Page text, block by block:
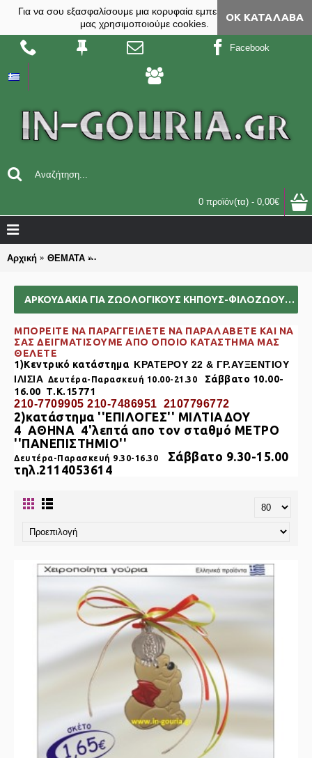
Για να σου εξασφαλίσουμε μια κορυφαία εμπειρία, στο site
μας χρησιμοποιούμε cookies.
ΟΚ ΚΑΤΆΛΑΒΑ
Facebook
0 προϊόν(τα) - 0,00€
Αρχική ΘΕΜΑΤΑ ΑΡΚΟΥΔΑΚΙΑ για ΖΩΟΛΟΓΙΚΟΥΣ ΚΗΠΟΥΣ-
ΑΡΚΟΥΔΑΚΙΑ ΓΙΑ ΖΩΟΛΟΓΙΚΟΥΣ ΚΗΠΟΥΣ-ΦΙΛΟΖΩΟΥΣ ΓΟΎΡΙΑ-ΔΏΡΑ ΕΠΑΓΓΕΛΜΑΤΙΚΆ ΟΜΑΔΙΚΆ ΕΠΙΧΕΙΡΗΜΑΤΙΚΆ ΓΙΑ BAZZAR ΣΧΟΛΕΊΑ ΣΥΛΛΌΓΟΥΣ 2025
ΜΠΟΡΕΙΤΕ ΝΑ ΠΑΡΑΓΓΕΙΛΕΤΕ ΝΑ ΠΑΡΑΛΑΒΕΤΕ KAI NA
ΣΑΣ ΔΕΙΓΜΑΤΙΣΟΥΜΕ ΑΠΟ ΟΠΟΙΟ ΚΑΤΑΣΤΗΜΑ ΜΑΣ
ΘΕΛΕΤΕ
1)Κεντρικό κατάστημα ΚΡΑΤΕΡΟΥ 22 & ΓΡ.ΑΥΞΕΝΤΙΟΥ
ΙΛΙΣΙΑ Δευτέρα-Παρασκευή 10.00-21.30
Σάββατο 10.00-
16.00 Τ.Κ.15771
210-7709905 210-7486951 2107796772
2)κατάστημα ''ΕΠΙΛΟΓΕΣ'' ΜΙΛΤΙΑΔΟΥ
4 ΑΘΗΝΑ 4'λεπτά απο τον σταθμό ΜΕΤΡΟ
''ΠΑΝΕΠΙΣΤΗΜΙΟ''
Δευτέρα-Παρασκευή 9.30-16.30
Σάββατο 9.30-15.00
τηλ.2114053614